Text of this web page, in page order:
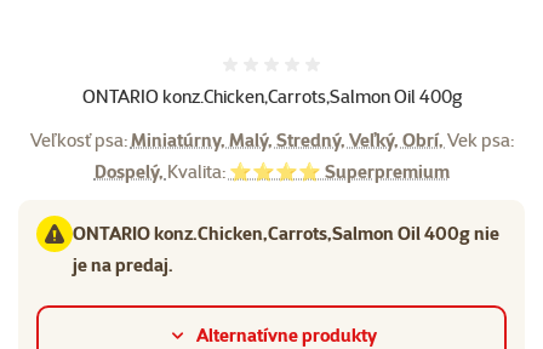
ONTARIO konz.Chicken,Carrots,Salmon Oil 400g
Veľkosť psa:Miniatúrny, Malý, Stredný, Veľký, Obrí, Vek psa:
Dospelý, Kvalita: ⭐⭐⭐⭐ Superpremium
ONTARIO konz.Chicken,Carrots,Salmon Oil 400g nie
je na predaj.
Alternatívne produkty